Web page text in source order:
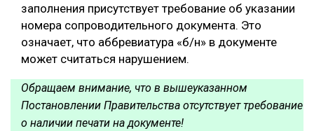
заполнения присутствует требование об указании
номера сопроводительного документа. Это
означает, что аббревиатура «б/н» в документе
может считаться нарушением.
Обращаем внимание, что в вышеуказанном
Постановлении Правительства отсутствует требование
о наличии печати на документе!